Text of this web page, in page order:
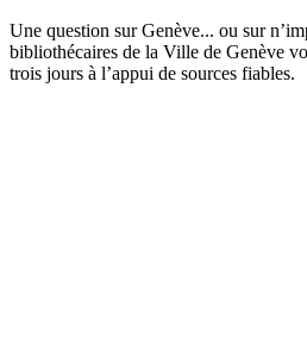
Une question sur Genève... ou sur
bibliothécaires de la Ville de Genève
trois jours à l’appui de sources fiables.